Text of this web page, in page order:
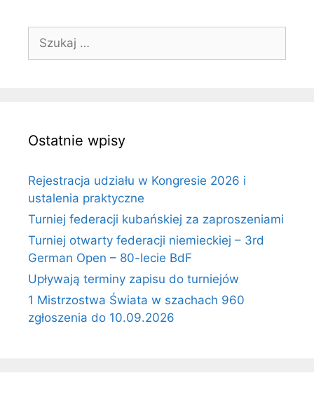
Szukaj:
Ostatnie wpisy
Rejestracja udziału w Kongresie 2026 i
ustalenia praktyczne
Turniej federacji kubańskiej za zaproszeniami
Turniej otwarty federacji niemieckiej – 3rd
German Open – 80-lecie BdF
Upływają terminy zapisu do turniejów
1 Mistrzostwa Świata w szachach 960
zgłoszenia do 10.09.2026